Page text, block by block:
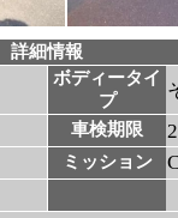
詳細情報
ボディータイ
プ
車検期限
ミッション